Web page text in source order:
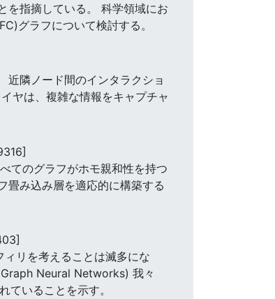
を指摘している。 科学領域にお
グラフについて検討する。
近隣ノード間のインタラクショ
ヤは、複雑な情報をキャプチャ
てのグラフがホモ親和性を持つ
畳み込み層を適応的に構築する
リを考えることは滅多にな
Neural Networks) 我々
ていることを示す。